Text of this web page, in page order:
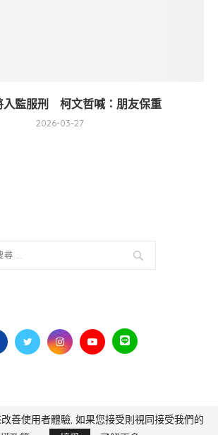
入監服刑 柯文哲喊：朋友保重
2026-03-27
版權所有，非經授權，不得轉載 All Right Reserved.
Media Inc.
電話：02-8791-8559
善使用者體驗, 如果您接受則視同接受我們的